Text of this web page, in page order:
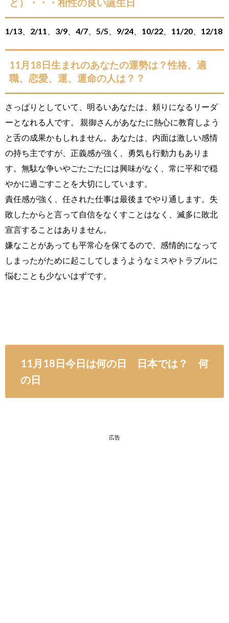
と）・・・相性の良い誕生日
1/13、2/11、3/9、4/7、5/5、9/24、10/22、11/20、12/18
11月18日生まれのあなたの運勢は？性格、適
職、恋愛、運、運命の人は？？
さっぱりとしていて、明るいあなたは、頼りになるリーダ
ーとなれる人です。 親御さんがあなたに熱心に教育しよう
と舌の成果かもしれません。あなたは、内面は激しい感情
の持ち主ですが、正義感が強く、勇気も行動力もありま
す。無駄な争いやごたごたには興味がなく、常に平和で穏
やかに過ごすことを大切にしています。
責任感が強く、任された仕事は最後までやり通します。失
敗したからと言って自信をなくすことはなく、滅多に敗北
宣言することはありません。
嫌なことがあっても平常心を保てるので、感情的になって
しまったがために起こしてしまうようなミスやトラブルに
悩むことも少ないはずです。
11月18日今日は何の日 日本では？ 何
の日
広告